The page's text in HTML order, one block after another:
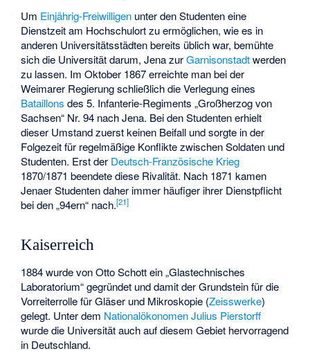
Um Einjährig-Freiwilligen unter den Studenten eine
Dienstzeit am Hochschulort zu ermöglichen, wie es in
anderen Universitätsstädten bereits üblich war, bemühte
sich die Universität darum, Jena zurGarnisonstadtwerden
zu lassen. Im Oktober 1867 erreichte man bei der
Weimarer Regierung schließlich die Verlegung eines
Bataillons des 5. Infanterie-Regiments „Großherzog von
Sachsen“ Nr. 94 nach Jena. Bei den Studenten erhielt
dieser Umstand zuerst keinen Beifall und sorgte in der
Folgezeit für regelmäßige Konflikte zwischen Soldaten und
Studenten. Erst der Deutsch-Französische Krieg
1870/1871 beendete diese Rivalität. Nach 1871 kamen
Jenaer Studenten daher immer häufiger ihrer Dienstpflicht
bei den „94ern“ nach.[21]
Kaiserreich
1884 wurde von Otto Schott ein „Glastechnisches
Laboratorium“ gegründet und damit der Grundstein für die
Vorreiterrolle für Gläser und Mikroskopie (Zeisswerke)
gelegt. Unter dem Nationalökonomen Julius Pierstorff
wurde die Universität auch auf diesem Gebiet hervorragend
in Deutschland.